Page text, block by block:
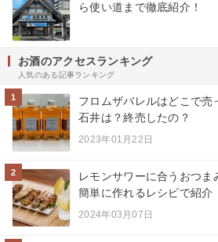
ら使い道まで徹底紹介！
お酒のアクセスランキング
人気のある記事ランキング
1
フロムザバレルはどこで
石井は？終売したの？
2023年01月22日
2
レモンサワーに合うおつま
簡単に作れるレシピで紹介
2024年03月07日